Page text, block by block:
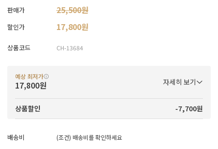
판매가 25,500원
할인가 17,800원
상품코드 CH-13684
예상 최저가
17,800원 자세히 보기
상품할인 -7,700원
배송비 (조건) 배송비를 확인하세요